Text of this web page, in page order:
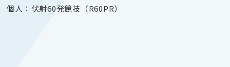
個人：伏射60発競技（R60PR）